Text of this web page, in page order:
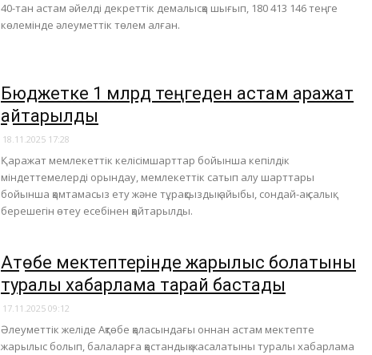
40-тан астам әйелді декреттік демалысқа шығып, 180 413 146 теңге
көлемінде әлеуметтік төлем алған.
Бюджетке 1 млрд теңгеден астам қаражат
қайтарылды
18.11.2025 17:28
Қаражат мемлекеттік келісімшарттар бойынша кепілдік
міндеттемелерді орындау, мемлекеттік сатып алу шарттары
бойынша қамтамасыз ету және тұрақсыздық айыбы, сондай-ақ салық
берешегін өтеу есебінен қайтарылды.
​Ақтөбе мектептерінде жарылыс болатыны
туралы хабарлама тарай бастады
17.11.2025 09:12
Әлеуметтік желіде Ақтөбе қаласындағы оннан астам мектепте
жарылыс болып, балаларға қастандық жасалатыны туралы хабарлама